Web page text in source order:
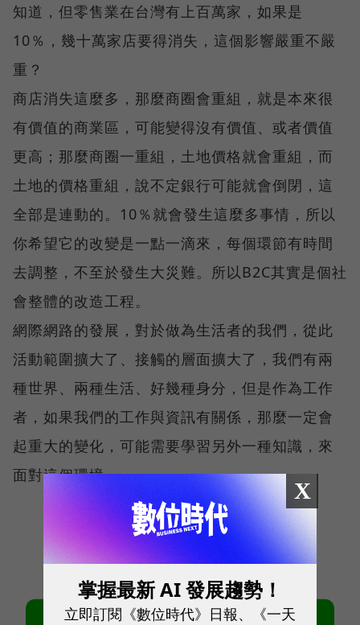
知道，但零售業在台灣有上百萬家，如果是
10％，幾十萬家店要得消失，這個影響嚴重不嚴
重？
商店消失這麼多，那麼商圈會重組，就是本來很
有價值的商業區，可能變得沒有價值、或者價值
更高；那麼商圈一重組，土地價格就會重組，而
土地的價格重組，說不定銀行可能就會倒閉，這
全部是連動的。10％就會發生這麼多事情，所以
你希望它的改變是一點一滴來，每個環節有時間
去調整，不至於發生大災難。所以B2C其實是個社
會整體的改造工程。
網際網路的發展，對於做為生活者的我們，從此
活動範圍擴大了、接觸的層面擴大了，我們有兩
種世界、兩種生活、好幾種身分，但是作為工作
者，如果我們的工作與資訊有關係，那麼一定會
起重大的變化，可能需要學習另外一種知識，來
面對這個環境。
X
掌握最新 AI 發展趨勢！
立即訂閱《數位時代》日報、《一天